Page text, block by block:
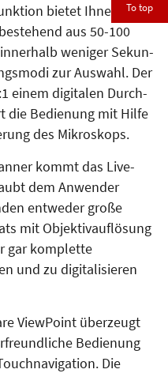
bietet Ihnen das
aus 50-100
weniger Sekun­
zur Auswahl. Der
einem digitalen Durch­
die Bedienung mit Hilfe
des Mikro­skops.
kommt das Live-
dem Anwender
entweder große
mit Objektivauflösung
gar komplette
und zu digitalisieren
View­­Point überzeugt
Bedienung
Die
To top